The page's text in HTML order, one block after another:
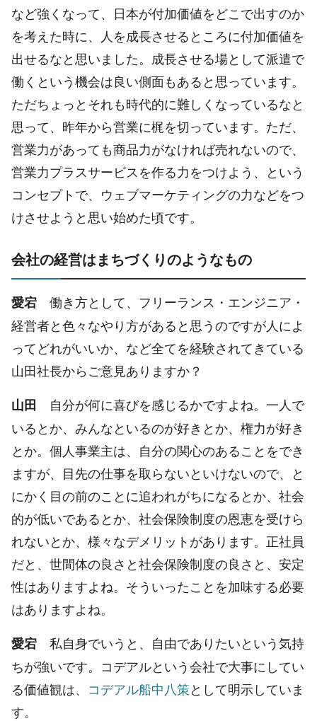
など強くなって、日本が付加価値をどこで出すのか
を考えた時に、人を成長させるところに付加価値を
出せるなと思いました。成長させる場として派遣で
働くという機会は良い側面もあると思っています。
ただちょっとそれも時代的に難しくなっているなと
思って、昨年から営業に梶を切っています。ただ、
営業力があっても商品力がなければ売れないので、
営業力プラスサービスを作る力をつけよう、という
コンセプトで、ウェブマーケティングの力などをつ
けさせようと思い始めた頃です。
会社の経営はまちづくりのようなもの
愛宕 働き方として、フリーランス・エンジニア・
経営者と色々なやり方があると思うのですが人によ
ってどれがいいか、など全てを経験されてきている
山田社長からご意見ありますか？
山田 自分が何に喜びを感じるかですよね。一人で
いるとか、みんなといるのが好きとか、権力が好き
とか。個人事業主は、自分の関心のあることをでき
ますが、目先の仕事を取らないといけないので、と
にかく目の前のことに追われがちになるとか、社会
的が低いであるとか、社会保険制度の恩恵を受けら
れないとか、様々なデメリットがあります。正社員
だと、世間体の良さと社会保険制度の良さと、安定
性はありますよね。そういったことを加味する必要
はありますよね。
愛宕 私自身でいうと、自由でありたいという気持
ちが強いです。コデアルという会社で大事にしてい
る価値観は、 コデアル船中八策として明示していま
す。